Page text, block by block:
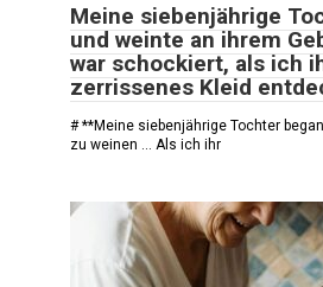
Meine siebenjährige
und weinte an ihrem
war schockiert, als ich
zerrissenes Kleid
# **Meine siebenjährige Tochter
zu weinen … Als ich ihr